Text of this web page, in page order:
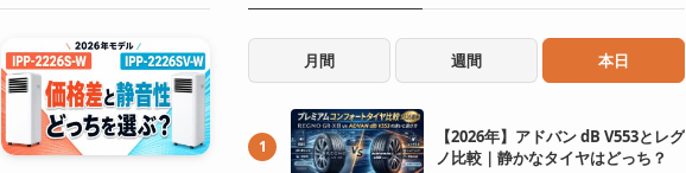
月間 週間 本日
1
【2026年】アドバン dB V553とレグ
ノ比較｜静かなタイヤはどっち？